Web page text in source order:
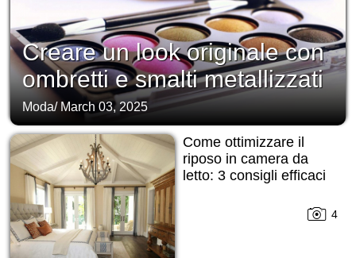
Creare un look originale con
ombretti e smalti metallizzati
Moda/ March 03, 2025
Come ottimizzare il
riposo in camera da
letto: 3 consigli efficaci
4